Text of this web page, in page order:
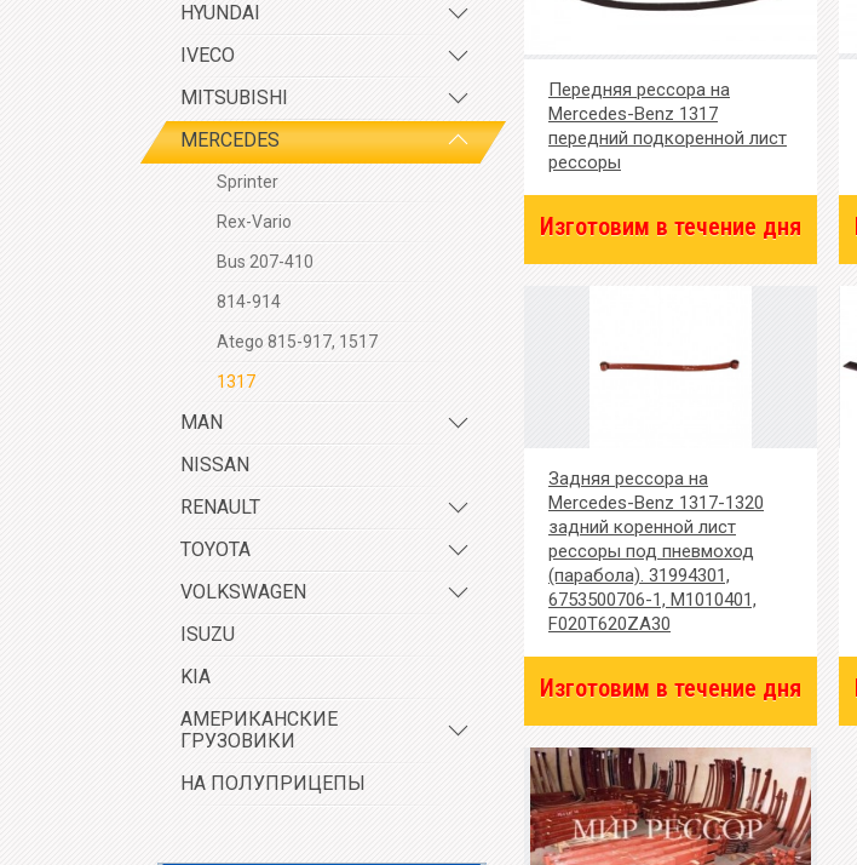
HYUNDAI
IVECO
MITSUBISHI
MERCEDES
Sprinter
Rex-Vario
Bus 207-410
814-914
Atego 815-917, 1517
1317
MAN
NISSAN
RENAULT
TOYOTA
VOLKSWAGEN
ISUZU
KIA
АМЕРИКАНСКИЕ
ГРУЗОВИКИ
НА ПОЛУПРИЦЕПЫ
Передняя рессора на
Mercedes-Benz 1317
передний подкоренной лист
рессоры
Изготовим в течение дня
Задняя рессора на
Mercedes-Benz 1317-1320
задний коренной лист
рессоры под пневмоход
(парабола). 31994301,
6753500706-1, M1010401,
F020T620ZA30
Изготовим в течение дня